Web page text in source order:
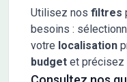
Utilisez nos filtres
besoins :
votre localisation
budget et précisez